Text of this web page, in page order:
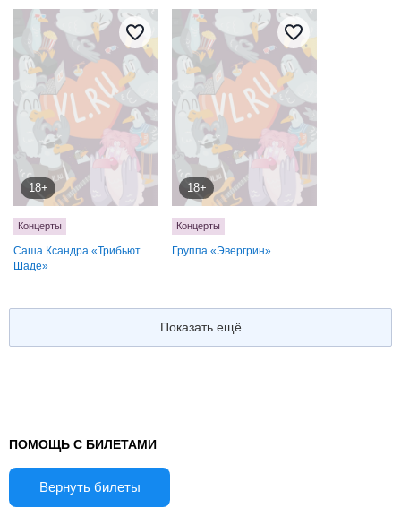
18+
Концерты
Саша Ксандра «Трибьют
Шаде»
18+
Концерты
Группа «Эвергрин»
Показать ещё
ПОМОЩЬ С БИЛЕТАМИ
Вернуть билеты